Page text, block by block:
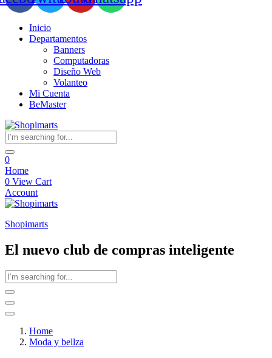
Inicio
Departamentos
Banners
Computadoras
Diseño Web
Volanteo
Mi Cuenta
BeMaster
0
Home
0 View Cart
Account
Shopimarts
El nuevo club de compras inteligente
Home
Moda y bellza